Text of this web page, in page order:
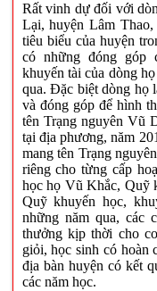
Rất vinh dự đối với
Lại, huyện Lâm
tiêu biểu của huyện
có những đóng góp
khuyến tài của dòng
qua. Đặc biệt dòng họ
và đóng góp để hình
tên Trạng nguyên Vũ
tại địa phương, năm
mang tên Trạng
riêng cho từng cấp
học họ Vũ Khắc, Quỹ
Quỹ khuyến học,
những năm qua, các
thưởng kịp thời cho
giỏi, học sinh có hoàn
địa bàn huyện có kết
các năm học.